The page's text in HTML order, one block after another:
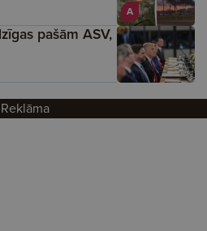
A
pašām ASV,
Reklāma